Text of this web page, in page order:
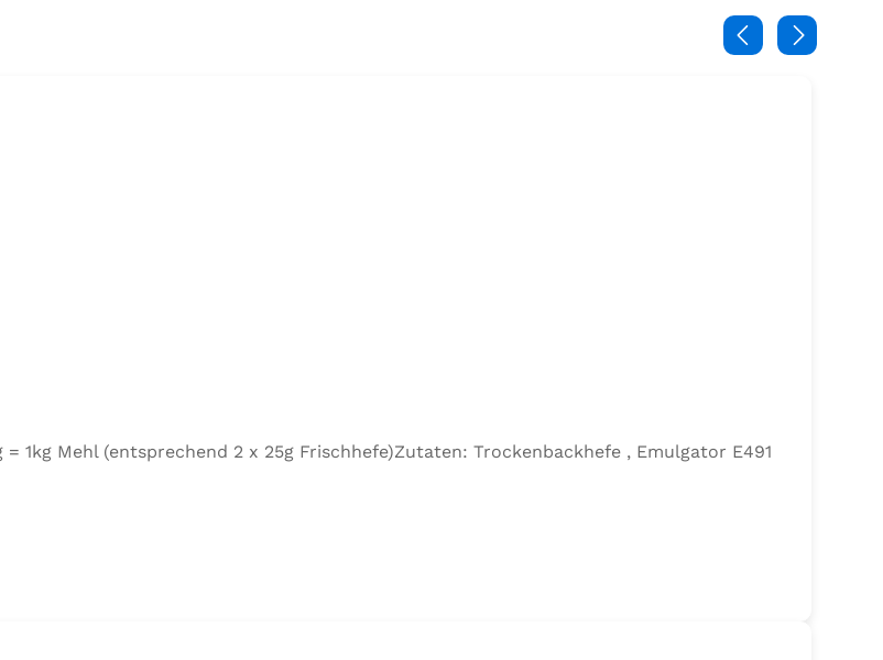
Mehl (entsprechend 2 x 25g Frischhefe)Zutaten: Trockenbackhefe , Emulgator E491